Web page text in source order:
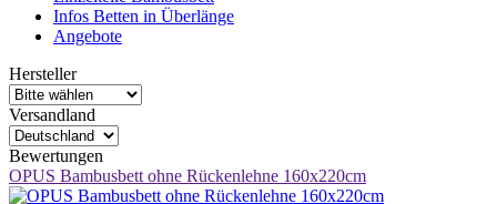
Infos Betten in Überlänge
Angebote
Hersteller
Versandland
Bewertungen
OPUS Bambusbett ohne Rückenlehne 160x220cm